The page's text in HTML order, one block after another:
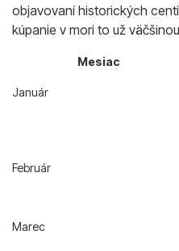
objavovaní historických
kúpanie v mori to už
Mesiac
Január
Február
Marec